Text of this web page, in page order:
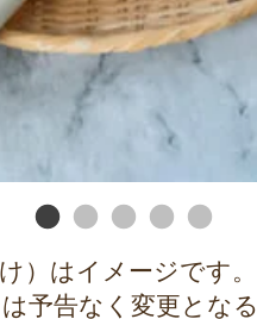
）はイメージです。
予告なく変更とな